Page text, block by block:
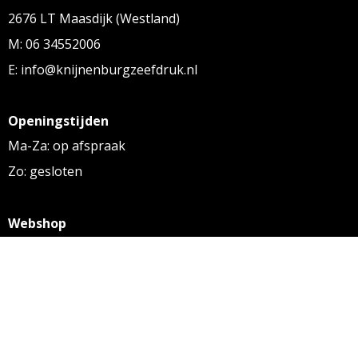
2676 LT Maasdijk (Westland)
M: 06 34552006
E: info@knijnenburgzeefdruk.nl
Openingstijden
Ma-Za: op afspraak
Zo: gesloten
Webshop